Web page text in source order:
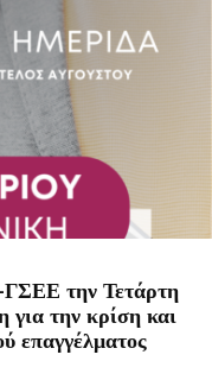
την Τετάρτη
την κρίση και
επαγγέλματος